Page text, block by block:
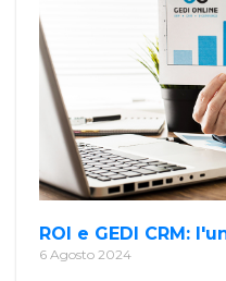
ROI e GEDI CRM:
6 Agosto 2024